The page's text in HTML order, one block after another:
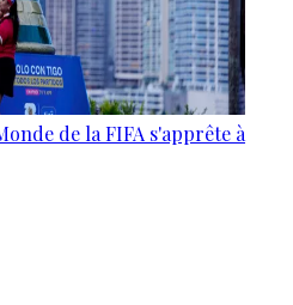
de la FIFA s'apprête à